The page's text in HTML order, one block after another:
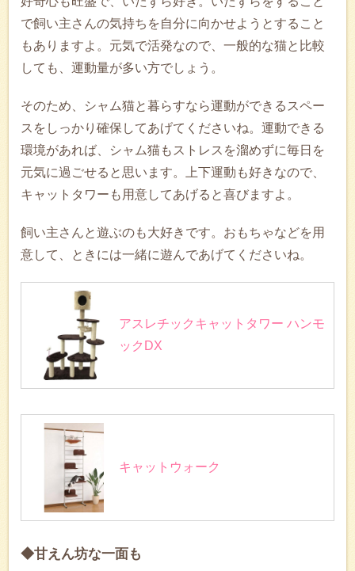
で飼い主さんの気持ちを自分に向かせようとすること
もありますよ。元気で活発なので、一般的な猫と比較
しても、運動量が多い方でしょう。
そのため、シャム猫と暮らすなら運動ができるスペー
スをしっかり確保してあげてくださいね。運動できる
環境があれば、シャム猫もストレスを溜めずに毎日を
元気に過ごせると思います。上下運動も好きなので、
キャットタワーも用意してあげると喜びますよ。
飼い主さんと遊ぶのも大好きです。おもちゃなどを用
意して、ときには一緒に遊んであげてくださいね。
アスレチックキャットタワー ハンモ
ックDX
キャットウォーク
◆甘えん坊な一面も